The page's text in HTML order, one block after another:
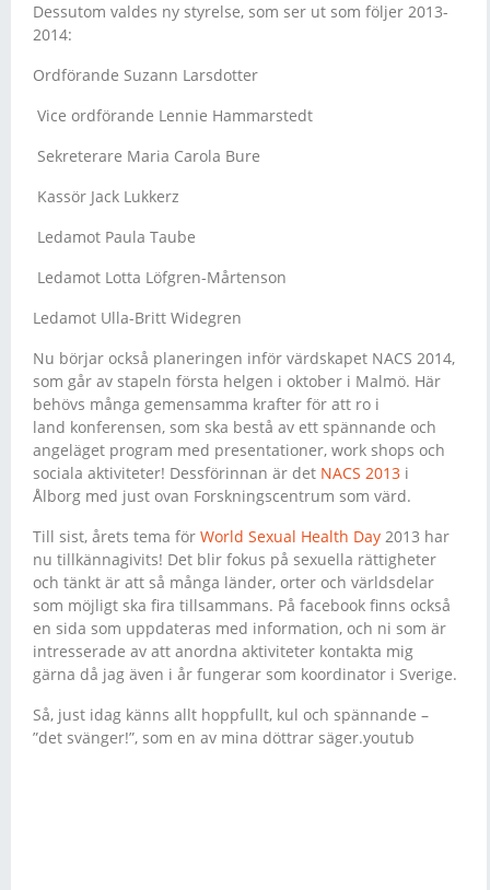
Dessutom valdes ny styrelse, som ser ut som följer 2013-
2014:
Ordförande Suzann Larsdotter
Vice ordförande Lennie Hammarstedt
Sekreterare Maria Carola Bure
Kassör Jack Lukkerz
Ledamot Paula Taube
Ledamot Lotta Löfgren-Mårtenson
Ledamot Ulla-Britt Widegren
Nu börjar också planeringen inför värdskapet NACS 2014,
som går av stapeln första helgen i oktober i Malmö. Här
behövs många gemensamma krafter för att ro i
land konferensen, som ska bestå av ett spännande och
angeläget program med presentationer, work shops och
sociala aktiviteter! Dessförinnan är det NACS 2013 i
Ålborg med just ovan Forskningscentrum som värd.
Till sist, årets tema för World Sexual Health Day 2013 har
nu tillkännagivits! Det blir fokus på sexuella rättigheter
och tänkt är att så många länder, orter och världsdelar
som möjligt ska fira tillsammans. På facebook finns också
en sida som uppdateras med information, och ni som är
intresserade av att anordna aktiviteter kontakta mig
gärna då jag även i år fungerar som koordinator i Sverige.
Så, just idag känns allt hoppfullt, kul och spännande –
”det svänger!”, som en av mina döttrar säger.youtub